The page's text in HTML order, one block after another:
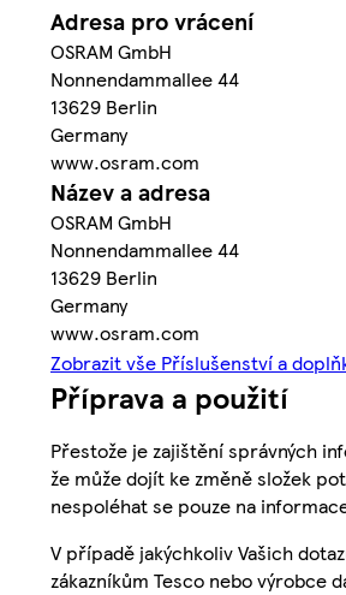
Adresa pro vrácení
OSRAM GmbH
Nonnendammallee 44
13629 Berlin
Germany
www.osram.com
Název a adresa
OSRAM GmbH
Nonnendammallee 44
13629 Berlin
Germany
www.osram.com
Zobrazit vše Příslušenství a
Příprava a použití
Přestože je zajištění správných
že může dojít ke změně složek
nespoléhat se pouze na
V případě jakýchkoliv Vašich
zákazníkům Tesco nebo výrobce